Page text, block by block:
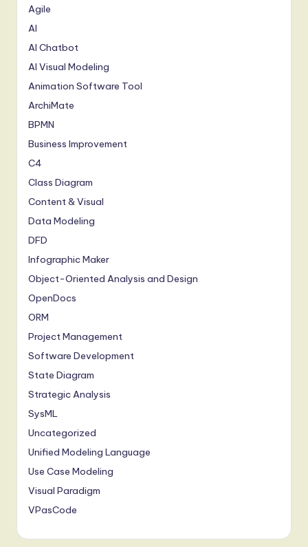
Agile
AI
AI Chatbot
AI Visual Modeling
Animation Software Tool
ArchiMate
BPMN
Business Improvement
C4
Class Diagram
Content & Visual
Data Modeling
DFD
Infographic Maker
Object-Oriented Analysis and Design
OpenDocs
ORM
Project Management
Software Development
State Diagram
Strategic Analysis
SysML
Uncategorized
Unified Modeling Language
Use Case Modeling
Visual Paradigm
VPasCode